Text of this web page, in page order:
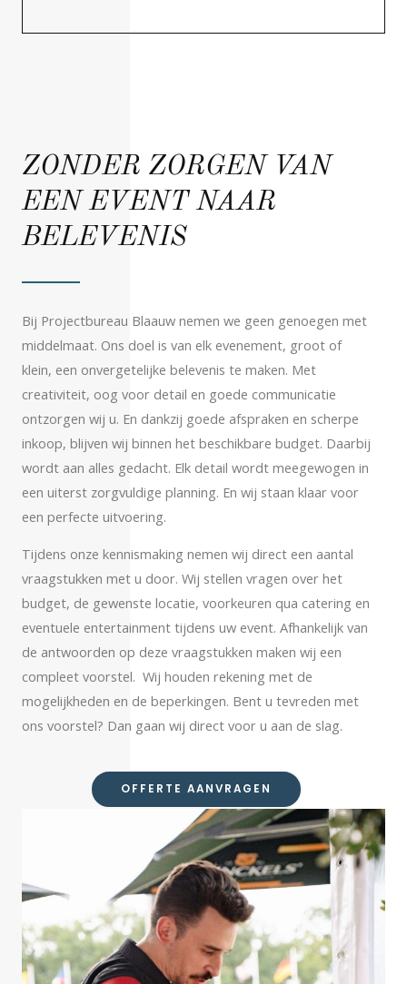
ZONDER ZORGEN VAN
EEN EVENT NAAR
BELEVENIS ​
Bij Projectbureau Blaauw nemen we geen genoegen met
middelmaat. Ons doel is van elk evenement, groot of
klein, een onvergetelijke belevenis te maken. Met
creativiteit, oog voor detail en goede communicatie
ontzorgen wij u. En dankzij goede afspraken en scherpe
inkoop, blijven wij binnen het beschikbare budget. Daarbij
wordt aan alles gedacht. Elk detail wordt meegewogen in
een uiterst zorgvuldige planning. En wij staan klaar voor
een perfecte uitvoering.
Tijdens onze kennismaking nemen wij direct een aantal
vraagstukken met u door. Wij stellen vragen over het
budget, de gewenste locatie, voorkeuren qua catering en
eventuele entertainment tijdens uw event. Afhankelijk van
de antwoorden op deze vraagstukken maken wij een
compleet voorstel. Wij houden rekening met de
mogelijkheden en de beperkingen. Bent u tevreden met
ons voorstel? Dan gaan wij direct voor u aan de slag.
OFFERTE AANVRAGEN